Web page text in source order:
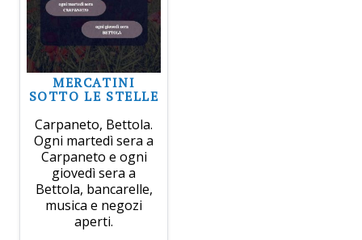
MERCATINI
SOTTO LE STELLE
Carpaneto, Bettola.
Ogni martedì sera a
Carpaneto e ogni
giovedì sera a
Bettola, bancarelle,
musica e negozi
aperti.